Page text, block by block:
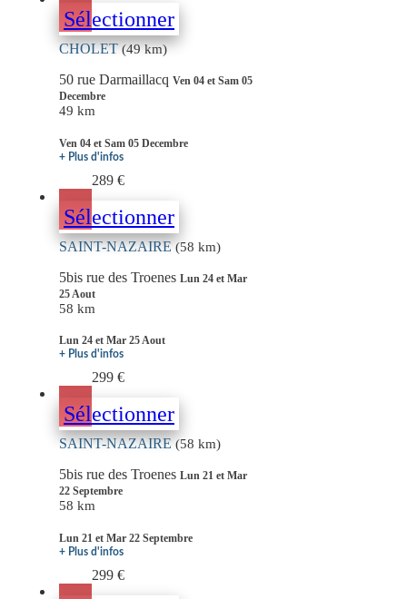
Sélectionner
CHOLET(49 km)
50 rue Darmaillacq Ven 04 et Sam 05
Decembre
49 km
Ven 04 et Sam 05 Decembre
+ Plus d'infos
289 €
Sélectionner
SAINT-NAZAIRE(58 km)
5bis rue des Troenes Lun 24 et Mar
25 Aout
58 km
Lun 24 et Mar 25 Aout
+ Plus d'infos
299 €
Sélectionner
SAINT-NAZAIRE(58 km)
5bis rue des Troenes Lun 21 et Mar
22 Septembre
58 km
Lun 21 et Mar 22 Septembre
+ Plus d'infos
299 €